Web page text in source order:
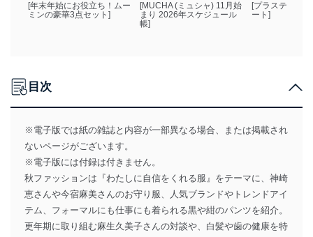
[年末年始にお役立ち！ムー
ミンの豪華3点セット]
[MUCHA (ミュシャ) 11月始
まり 2026年スケジュール
帳]
[プラステ リボ
ート]
目次
※電子版では紙の雑誌と内容が一部異なる場合、または掲載され
ないページがございます。
※電子版には付録は付きません。
秋ファッションは『わたしに自信をくれる服』をテーマに、神崎
恵さんや今宿麻美さんのお守り服、人気ブランドやトレンドアイ
テム、フォーマルにも仕事にも着られる黒や紺のパンツを紹介。
更年期に取り組む麻生久美子さんの対談や、白髪や歯の健康を特